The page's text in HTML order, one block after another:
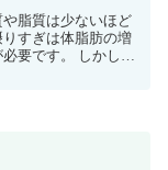
脂質は少ないほど
すぎは体脂肪の増
要です。 しかし、